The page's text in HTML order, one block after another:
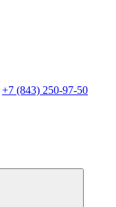
+7 (843) 250-97-50